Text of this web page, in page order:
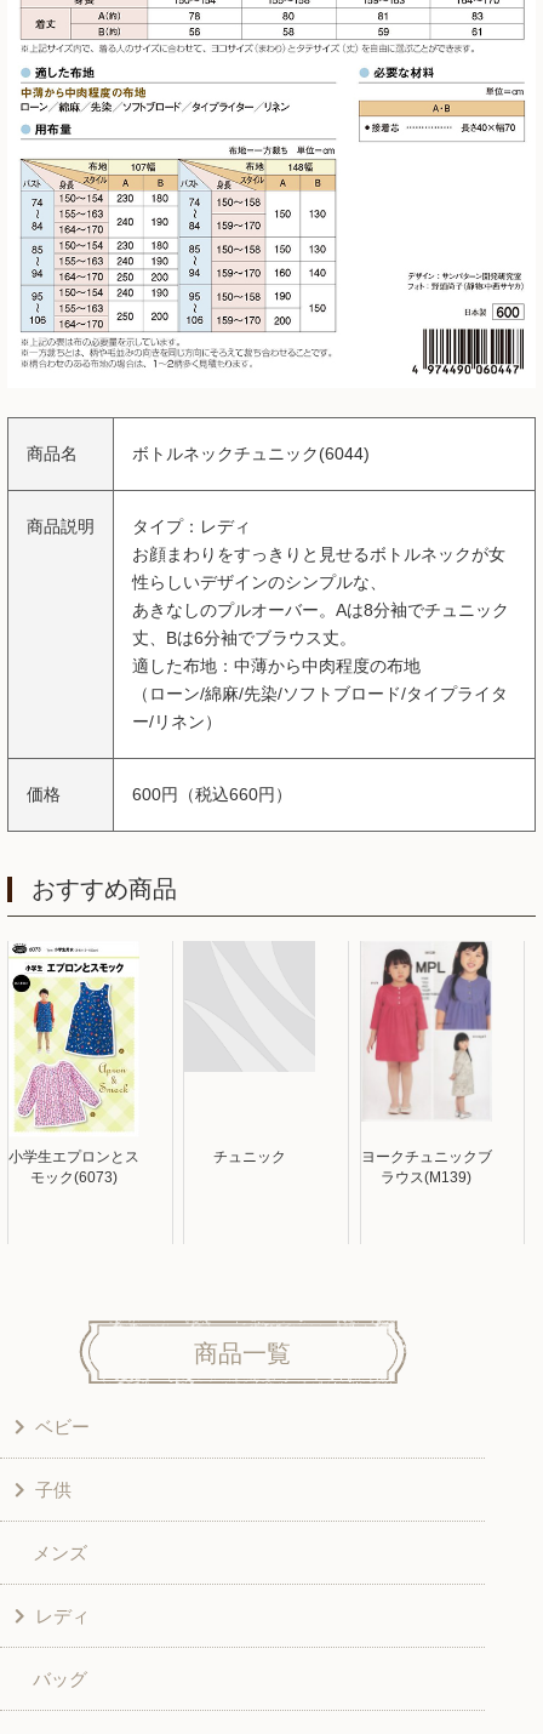
商品名 ボトルネックチュニック(6044)
商品説明
タイプ：レディ
お顔まわりをすっきりと見せるボトルネックが女
性らしいデザインのシンプルな、
あきなしのプルオーバー。Aは8分袖でチュニック
丈、Bは6分袖でブラウス丈。
適した布地：中薄から中肉程度の布地
（ローン/綿麻/先染/ソフトブロード/タイプライタ
ー/リネン）
価格 600円（税込660円）
おすすめ商品
小学生エプロンとス
モック(6073)
チュニック
ヨークチュニックブ
ラウス(M139)
商品一覧
ベビー
洋服
和風衣類
グッズ
子供
ワンピース
シャツ・ブラウス
スカート・パンツ
メンズ
レディ
シャツ・ブラウス
バッグ